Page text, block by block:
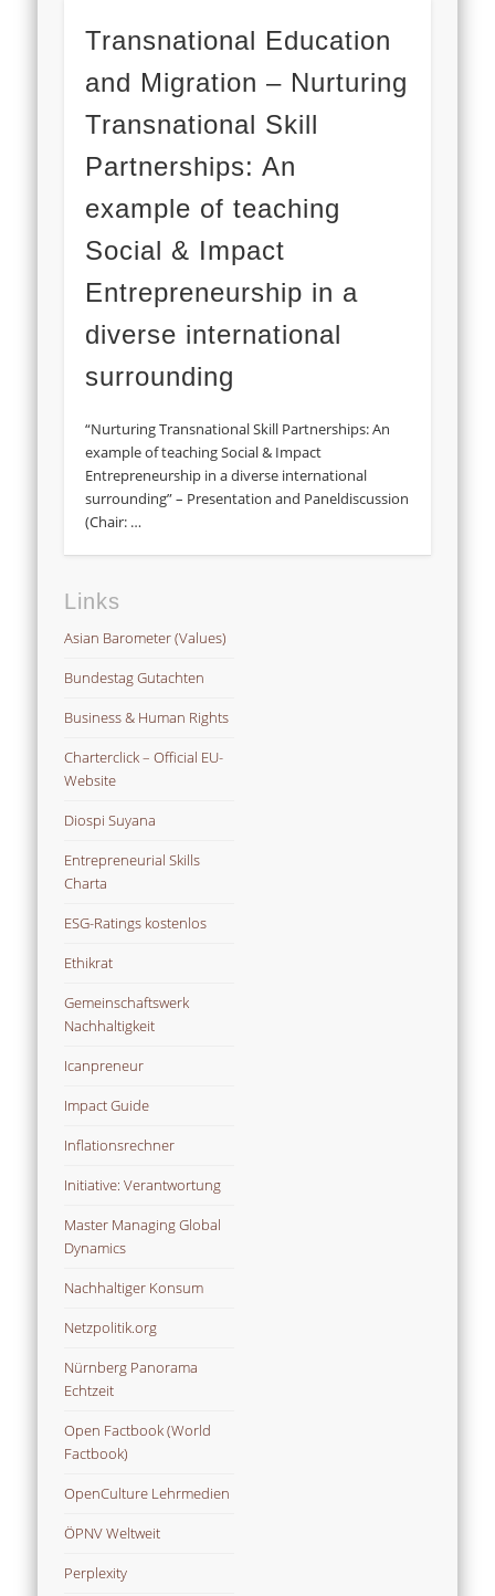
Transnational Education
and Migration – Nurturing
Transnational Skill
Partnerships: An
example of teaching
Social & Impact
Entrepreneurship in a
diverse international
surrounding
“Nurturing Transnational Skill Partnerships: An
example of teaching Social & Impact
Entrepreneurship in a diverse international
surrounding” – Presentation and Paneldiscussion
(Chair: …
Links
Asian Barometer (Values)
Bundestag Gutachten
Business & Human Rights
Charterclick – Official EU-
Website
Diospi Suyana
Entrepreneurial Skills
Charta
ESG-Ratings kostenlos
Ethikrat
Gemeinschaftswerk
Nachhaltigkeit
Icanpreneur
Impact Guide
Inflationsrechner
Initiative: Verantwortung
Master Managing Global
Dynamics
Nachhaltiger Konsum
Netzpolitik.org
Nürnberg Panorama
Echtzeit
Open Factbook (World
Factbook)
OpenCulture Lehrmedien
ÖPNV Weltweit
Perplexity